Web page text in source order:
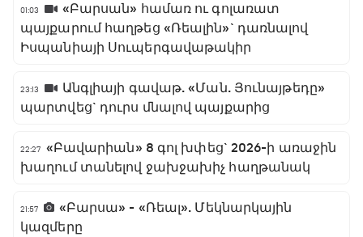
01:03
«Բարսան» համառ ու գոլառատ
պայքարում հաղթեց «Ռեալին»` դառնալով
Իսպանիայի Սուպերգավաթակիր
23:13
Անգլիայի գավաթ. «Ման. Յունայթեդը»
պարտվեց` դուրս մնալով պայքարից
22:27 «Բավարիան» 8 գոլ խփեց` 2026-ի առաջին
խաղում տանելով ջախջախիչ հաղթանակ
21:57
«Բարսա» - «Ռեալ». Մեկնարկային
կազմերը